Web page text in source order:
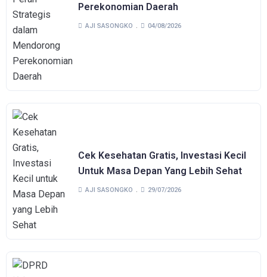
Perekonomian Daerah
AJI SASONGKO 04/08/2026
Cek Kesehatan Gratis, Investasi Kecil
Untuk Masa Depan Yang Lebih Sehat
AJI SASONGKO 29/07/2026